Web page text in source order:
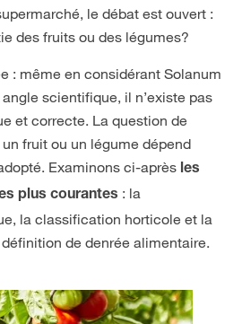
le débat est ouvert :
des fruits ou des légumes?
: même en considérant Solanum
scientifique, il n’existe pas
et correcte. La question de
fruit ou un légume dépend
Examinons ci-après les
plus courantes : la
la classification horticole et la
de denrée alimentaire.